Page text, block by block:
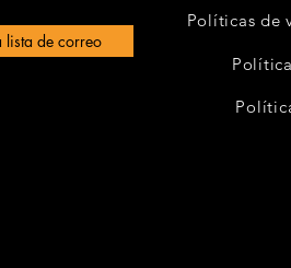
lista de correo
Políticas de